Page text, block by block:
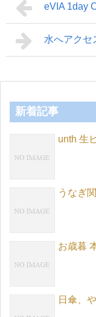
eVIA 1day
水へアクセ
新着記事
unth 生
うなぎ
お歳暮
日傘、